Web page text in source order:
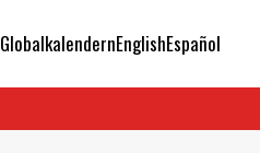
GlobalkalendernEnglishEspañol